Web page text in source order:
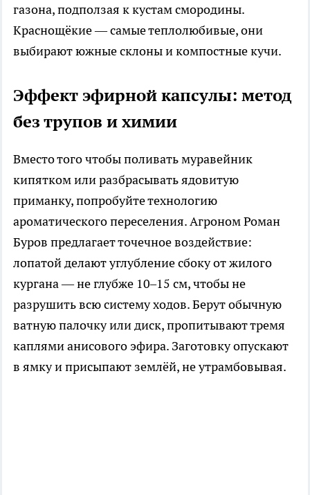
газона, подползая к кустам смородины.
Краснощёкие — самые теплолюбивые, они
выбирают южные склоны и компостные кучи.
Эффект эфирной капсулы: метод
без трупов и химии
Вместо того чтобы поливать муравейник
кипятком или разбрасывать ядовитую
приманку, попробуйте технологию
ароматического переселения. Агроном Роман
Буров предлагает точечное воздействие:
лопатой делают углубление сбоку от жилого
кургана — не глубже 10–15 см, чтобы не
разрушить всю систему ходов. Берут обычную
ватную палочку или диск, пропитывают тремя
каплями анисового эфира. Заготовку опускают
в ямку и присыпают землёй, не утрамбовывая.